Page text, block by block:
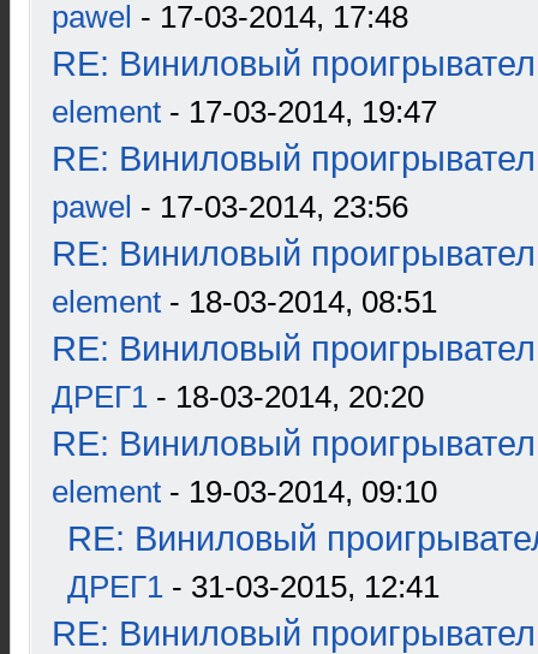
pawel - 17-03-2014, 17:48
RE: Виниловый
element - 17-03-2014, 19:47
RE: Виниловый
pawel - 17-03-2014, 23:56
RE: Виниловый
element - 18-03-2014, 08:51
RE: Виниловый
ДРЕГ1 - 18-03-2014, 20:20
RE: Виниловый
element - 19-03-2014, 09:10
RE: Виниловый
ДРЕГ1 - 31-03-2015, 12:41
RE: Виниловый